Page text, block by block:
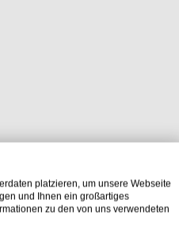
platzieren, um unsere Webseite
und Ihnen ein großartiges
zu den von uns verwendeten